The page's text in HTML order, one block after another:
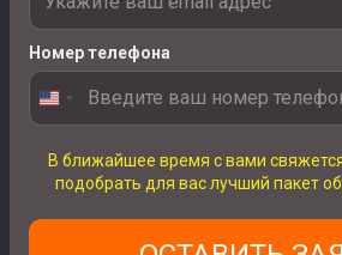
Номер телефона
В ближайшее время с вами
подобрать для вас лучший пакет